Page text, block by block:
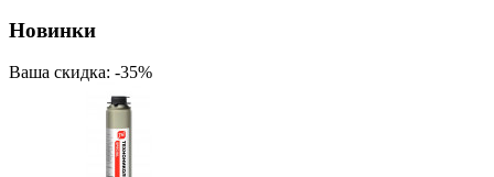
Новинки
Ваша скидка: -35%